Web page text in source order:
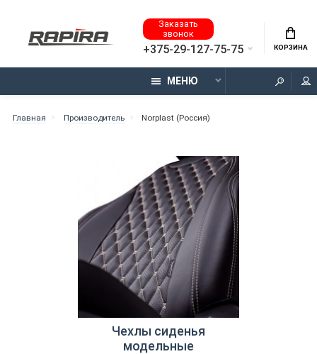
Заказать
звонок
+375-29-127-75-75 КОРЗИНА
МЕНЮ
Главная Производитель Norplast (Россия)
Чехлы сиденья
модельные